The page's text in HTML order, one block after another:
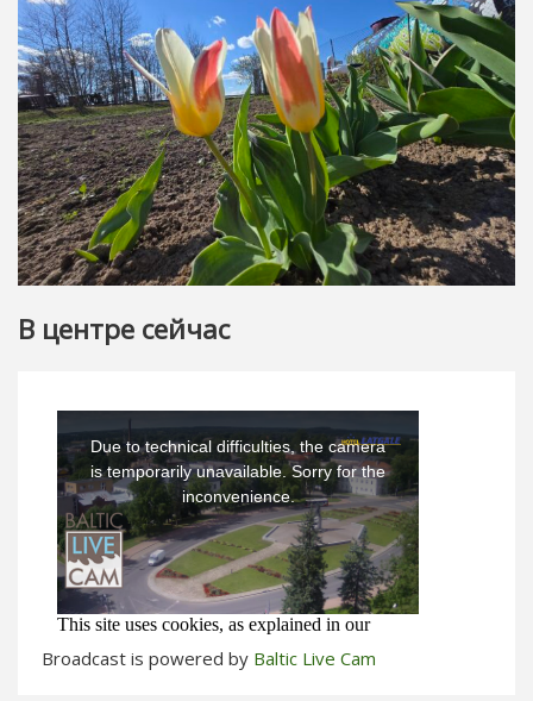
В центре сейчас
Broadcast is powered by Baltic Live Cam